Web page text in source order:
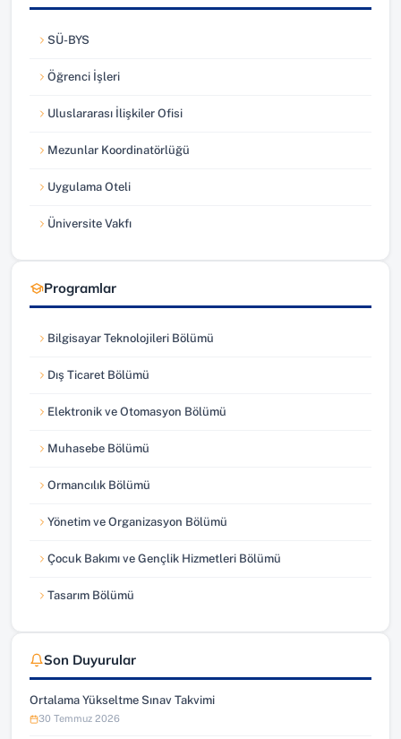
SÜ-BYS
(yeni sekmede açılır)
Öğrenci İşleri
(yeni sekmede açılır)
Uluslararası İlişkiler Ofisi
(yeni sekmede açılır)
Mezunlar Koordinatörlüğü
(yeni sekmede açılır)
Uygulama Oteli
(yeni sekmede açılır)
Üniversite Vakfı
(yeni sekmede açılır)
Programlar
Bilgisayar Teknolojileri Bölümü
Dış Ticaret Bölümü
Elektronik ve Otomasyon Bölümü
Muhasebe Bölümü
Ormancılık Bölümü
Yönetim ve Organizasyon Bölümü
Çocuk Bakımı ve Gençlik Hizmetleri Bölümü
Tasarım Bölümü
Son Duyurular
Ortalama Yükseltme Sınav Takvimi
30 Temmuz 2026